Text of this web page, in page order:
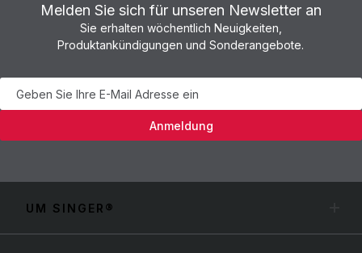
Melden Sie sich für unseren Newsletter an
Sie erhalten wöchentlich Neuigkeiten,
Produktankündigungen und Sonderangebote.
Newsletter
Anmeldung
UM SINGER®